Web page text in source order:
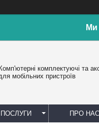
Ми
Комп'ютерні комплектуючі та
мобільних пристроїв
ПРО НАС